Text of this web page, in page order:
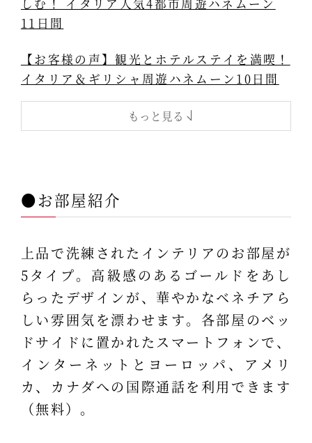
11日間
【お客様の声】観光とホテルステイを満喫！
イタリア＆ギリシャ周遊ハネムーン10日間
もっと見る
●お部屋紹介
上品で洗練されたインテリアのお部屋が
5タイプ。高級感のあるゴールドをあし
らったデザインが、華やかなベネチアら
しい雰囲気を漂わせます。各部屋のベッ
ドサイドに置かれたスマートフォンで、
インターネットとヨーロッパ、アメリ
カ、カナダへの国際通話を利用できます
（無料）。